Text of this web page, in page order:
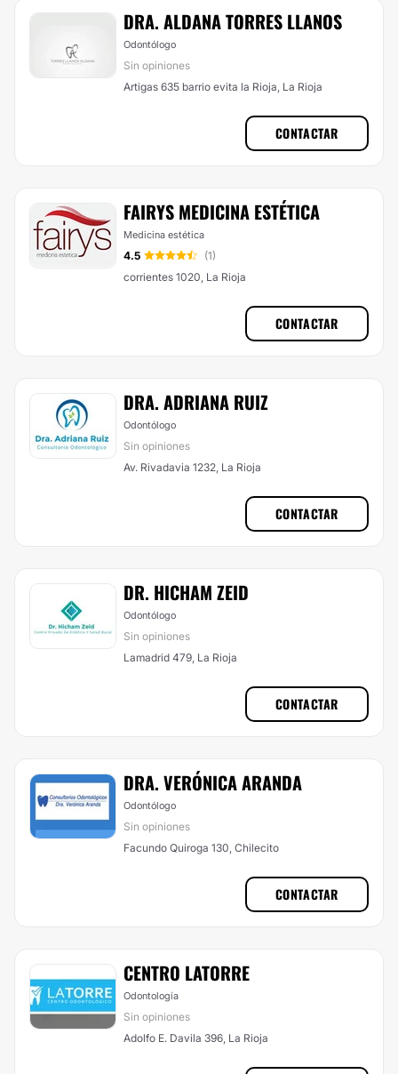
DRA. ALDANA TORRES LLANOS
Odontólogo
Sin opiniones
Artigas 635 barrio evita la Rioja, La Rioja
CONTACTAR
FAIRYS MEDICINA ESTÉTICA
Medicina estética
4.5
(1)
corrientes 1020, La Rioja
CONTACTAR
DRA. ADRIANA RUIZ
Odontólogo
Sin opiniones
Av. Rivadavia 1232, La Rioja
CONTACTAR
DR. HICHAM ZEID
Odontólogo
Sin opiniones
Lamadrid 479, La Rioja
CONTACTAR
DRA. VERÓNICA ARANDA
Odontólogo
Sin opiniones
Facundo Quiroga 130, Chilecito
CONTACTAR
CENTRO LATORRE
Odontología
Sin opiniones
Adolfo E. Davila 396, La Rioja